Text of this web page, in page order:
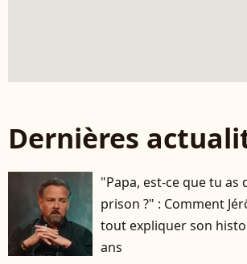
Dernières
"Papa, est-ce que tu as
prison ?" : Comment
tout expliquer son
ans